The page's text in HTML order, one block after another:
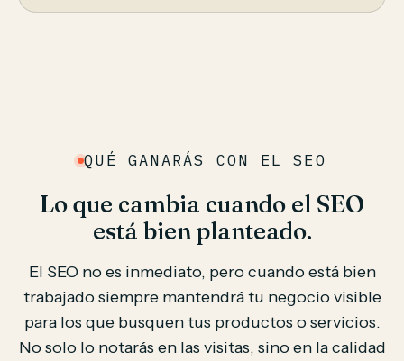
QUÉ GANARÁS CON EL SEO
Lo que cambia cuando el SEO
está bien planteado.
El SEO no es inmediato, pero cuando está bien
trabajado siempre mantendrá tu negocio visible
para los que busquen tus productos o servicios.
No solo lo notarás en las visitas, sino en la calidad